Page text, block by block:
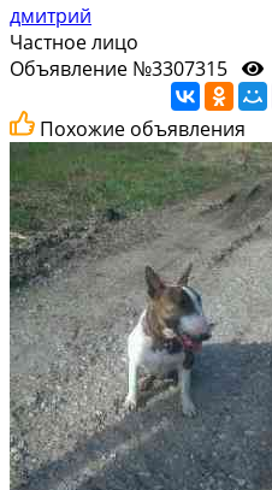
дмитрий
Частное лицо
Объявление №3307315
Похожие объявления